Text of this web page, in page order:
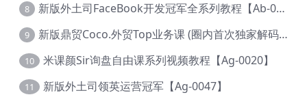
8 新版外土司FaceBook开发冠军全系列教程【Ab-0021】
9 新版鼎贸Coco.外贸Top业务课 (圈内首次独家解码|460节课)【Ag-0091】
10 米课颜Sir询盘自由课系列视频教程【Ag-0020】
11 新版外土司领英运营冠军【Ag-0047】